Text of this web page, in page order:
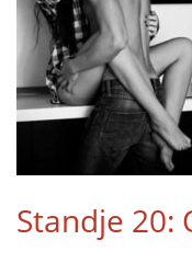
Standje 20: